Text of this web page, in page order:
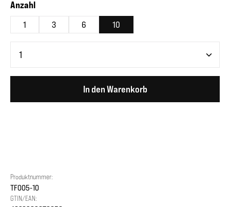
Anzahlauswählen
1 3 6 10
In den Warenkorb
Produktnummer:
TF005-10
GTIN/EAN: